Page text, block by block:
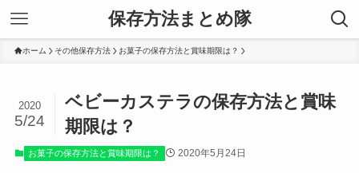
保存方法まとめ隊
ホーム その他保存方法 お菓子の保存方法と賞味期限は？
ベビーカステラの保存方法と賞味
期限は？
2020
5/24
お菓子の保存方法と賞味期限は？ 2020年5月24日